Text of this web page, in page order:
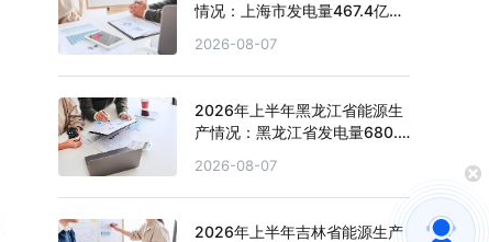
情况：上海市发电量467.4亿千
2026-08-07
2026年上半年黑龙江省能源生
产情况：黑龙江省发电量680.4
2026-08-07
2026年上半年吉林省能源生产